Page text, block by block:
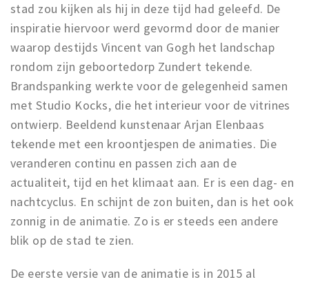
Restaurants
Bars
Hotels
Recreation
Shops
Shopping areas
Deals
Parking
Sign in
stad zou kijken als hij in deze tijd had geleefd. De
inspiratie hiervoor werd gevormd door de manier
waarop destijds Vincent van Gogh het landschap
rondom zijn geboortedorp Zundert tekende.
Brandspanking werkte voor de gelegenheid samen
met Studio Kocks, die het interieur voor de vitrines
ontwierp. Beeldend kunstenaar Arjan Elenbaas
tekende met een kroontjespen de animaties. Die
veranderen continu en passen zich aan de
actualiteit, tijd en het klimaat aan. Er is een dag- en
nachtcyclus. En schijnt de zon buiten, dan is het ook
zonnig in de animatie. Zo is er steeds een andere
blik op de stad te zien.
De eerste versie van de animatie is in 2015 al